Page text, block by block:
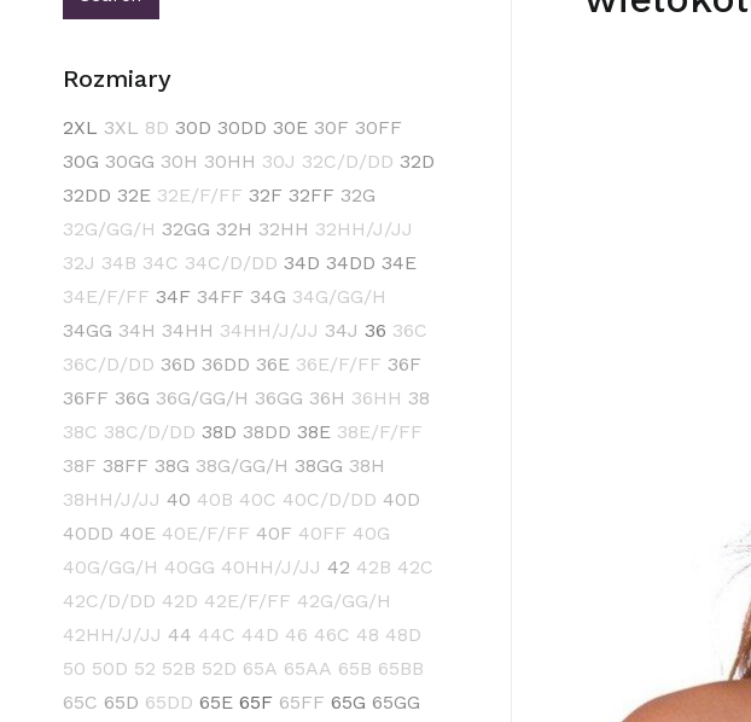
Rozmiary
2XL 3XL 8D 30D 30DD 30E 30F 30FF
30G 30GG 30H 30HH 30J 32C/D/DD 32D
32DD 32E 32E/F/FF 32F 32FF 32G
32G/GG/H 32GG 32H 32HH 32HH/J/JJ
32J 34B 34C 34C/D/DD 34D 34DD 34E
34E/F/FF 34F 34FF 34G 34G/GG/H
34GG 34H 34HH 34HH/J/JJ 34J 36 36C
36C/D/DD 36D 36DD 36E 36E/F/FF 36F
36FF 36G 36G/GG/H 36GG 36H 36HH 38
38C 38C/D/DD 38D 38DD 38E 38E/F/FF
38F 38FF 38G 38G/GG/H 38GG 38H
38HH/J/JJ 40 40B 40C 40C/D/DD 40D
40DD 40E 40E/F/FF 40F 40FF 40G
40G/GG/H 40GG 40HH/J/JJ 42 42B 42C
42C/D/DD 42D 42E/F/FF 42G/GG/H
42HH/J/JJ 44 44C 44D 46 46C 48 48D
50 50D 52 52B 52D 65A 65AA 65B 65BB
65C 65D 65DD 65E 65F 65FF 65G 65GG